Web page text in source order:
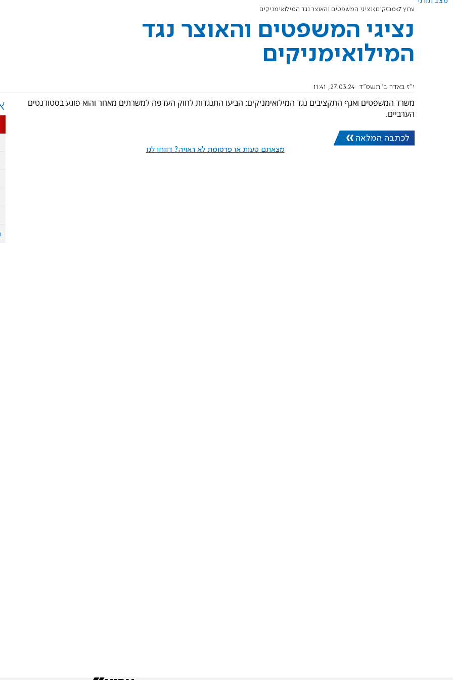
ערוץ 7 מבזקים נציגי המשפטים והאוצר נגד המילואימניקים
נציגי המשפטים והאוצר נגד
המילואימניקים
י"ז באדר ב׳ תשפ"ד 27.03.24, 11:41
משרד המשפטים ואגף התקציבים נגד המילואימניקים: הביעו התנגדות לחוק העדפה למשרתים מאחר והוא פוגע בסטודנטים
הערביים.
לכתבה המלאה
מצאתם טעות או פרסומת לא ראויה? דווחו לנו